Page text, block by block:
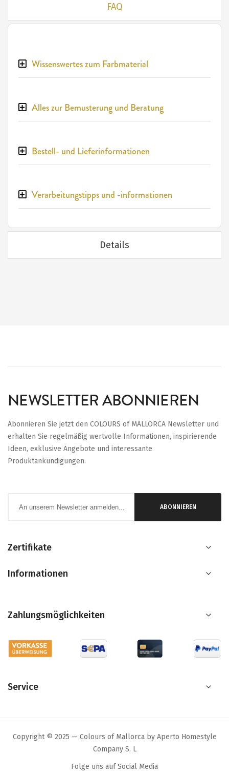
FAQ
Wissenswertes zum Farbmaterial
Alles zur Bemusterung und Beratung
Bestell- und Lieferinformationen
Verarbeitungstipps und -informationen
Details
NEWSLETTER ABONNIEREN
Abonnieren Sie jetzt den COLOURS of MALLORCA Newsletter und
erhalten Sie regelmäßig wertvolle Informationen, inspirierende
Ideen, exklusive Angebote und interessante
Produktankündigungen.
ABONNIEREN
Zertifikate
Informationen
Zahlungsmöglichkeiten
Service
Copyright © 2025 — Colours of Mallorca by Aperto Homestyle
Company S. L
Folge uns auf Social Media